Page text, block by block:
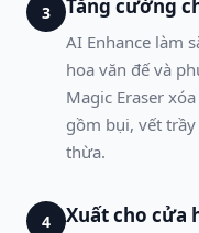
3 Tăng cường
AI Enhance làm
hoa văn đế và
Magic Eraser
gồm bụi, vết
thừa.
4 Xuất cho cửa